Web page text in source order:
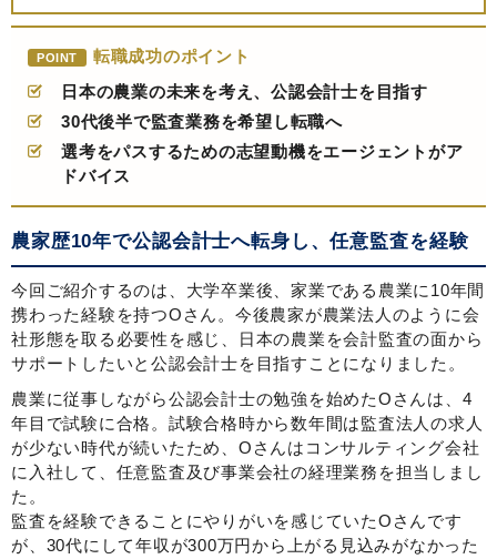
POINT
転職成功のポイント
日本の農業の未来を考え、公認会計士を目指す
30代後半で監査業務を希望し転職へ
選考をパスするための志望動機をエージェントがア
ドバイス
農家歴10年で公認会計士へ転身し、任意監査を経験
今回ご紹介するのは、大学卒業後、家業である農業に10年間
携わった経験を持つOさん。今後農家が農業法人のように会
社形態を取る必要性を感じ、日本の農業を会計監査の面から
サポートしたいと公認会計士を目指すことになりました。
農業に従事しながら公認会計士の勉強を始めたOさんは、4
年目で試験に合格。試験合格時から数年間は監査法人の求人
が少ない時代が続いたため、Oさんはコンサルティング会社
に入社して、任意監査及び事業会社の経理業務を担当しまし
た。
監査を経験できることにやりがいを感じていたOさんです
が、30代にして年収が300万円から上がる見込みがなかった